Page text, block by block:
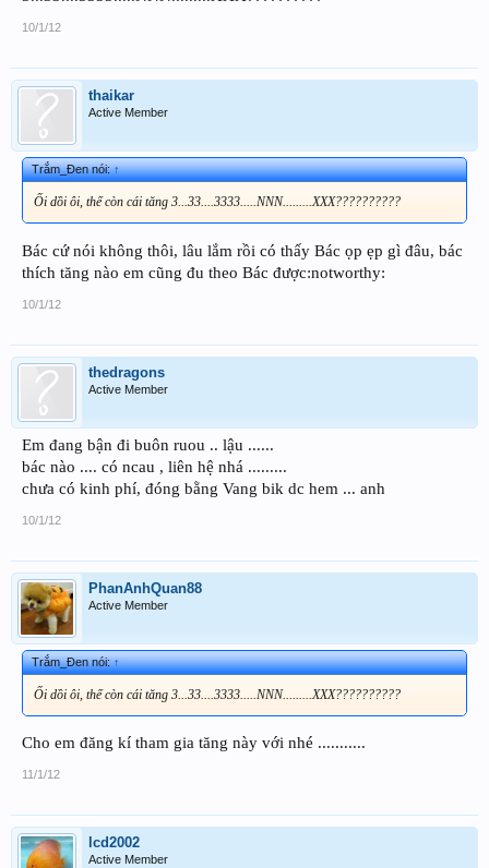
10/1/12
thaikar
Active Member
Trắm_Đen nói:↑
Ối dồi ôi, thế còn cái tăng 3...33....3333.....NNN.........XXX??????????
Bác cứ nói không thôi, lâu lắm rồi có thấy Bác ọp ẹp gì đâu, bác
thích tăng nào em cũng đu theo Bác được:notworthy:
10/1/12
thedragons
Active Member
Em đang bận đi buôn ruou .. lậu ......
bác nào .... có ncau , liên hệ nhá .........
chưa có kinh phí, đóng bằng Vang bik dc hem ... anh
10/1/12
PhanAnhQuan88
Active Member
Trắm_Đen nói:↑
Ối dồi ôi, thế còn cái tăng 3...33....3333.....NNN.........XXX??????????
Cho em đăng kí tham gia tăng này với nhé ...........
11/1/12
lcd2002
Active Member